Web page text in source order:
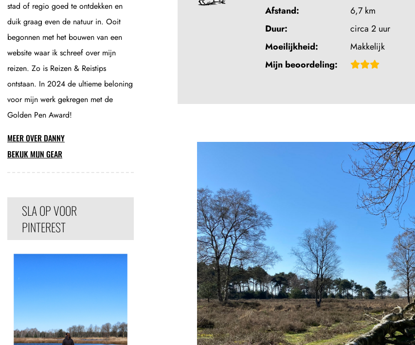
Afstand:
6,7 km
Duur:
circa 2 uur
Moeilijkheid:
Makkelijk
Mijn beoordeling:
Beoordeling:
stad of regio goed te ontdekken en
duik graag even de natuur in. Ooit
begonnen met het bouwen van een
website waar ik schreef over mijn
reizen. Zo is Reizen & Reistips
ontstaan. In 2024 de ultieme beloning
voor mijn werk gekregen met de
Golden Pen Award!
MEER OVER DANNY
BEKIJK MIJN GEAR
SLA OP VOOR
PINTEREST